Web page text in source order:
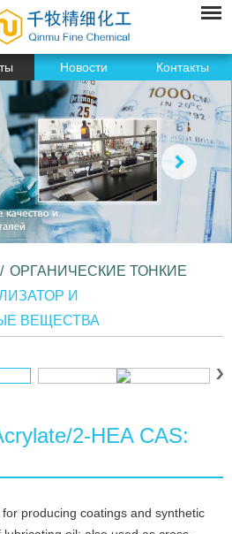
Новости Контакты
/ ОРГАНИЧЕСКИЕ ТОНКИЕ
И
ВЕЩЕСТВА
2-HEA CAS:
producing coatings and synthetic